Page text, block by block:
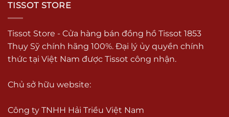
TISSOT STORE
Tissot Store - Cửa hàng bán đồng hồ Tissot 1853
Thụy Sỹ chính hãng 100%. Đại lý ủy quyền chính
thức tại Việt Nam được Tissot công nhận.
Chủ sở hữu website:
Công ty TNHH Hải Triều Việt Nam